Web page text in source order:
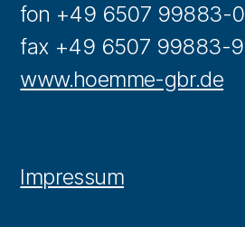
fon +49 6507 99883-0
fax +49 6507 99883-
www.hoemme-gbr.de
Impressum